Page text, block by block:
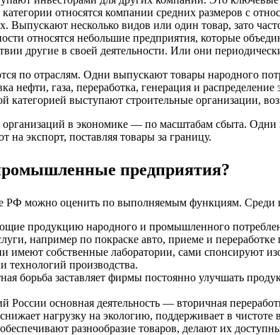
относятся компании средних размеров с
Выпускают несколько видов или один товар, зато
относятся небольшие предприятия, которые
другие в своей деятельности. Или они
по отраслям. Одни выпускают товары народного
нефти, газа, переработка, генерация и
категорией выступают строительные организации,
в экономике ― по масштабам сбыта.
экспорт, поставляя товары за границу.
предприятия?
РФ можно оценить по выполняемым функциям. Среди
продукцию народного и промышленного
например по покраске авто, приеме и переработке
имеют собственные лаборатории, сами спонсируют
технологий производства.
борьба заставляет фирмы постоянно улучшать
России основная деятельность ― вторичная
нагрузку на экологию, поддерживает в чистоте
разнообразие товаров, делают их